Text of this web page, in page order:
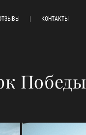
КОНТАКТЫ
Победы